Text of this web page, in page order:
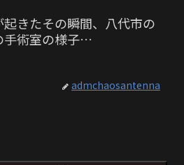
起きたその瞬間、八代市の
手術室の様子…
admchaosantenna